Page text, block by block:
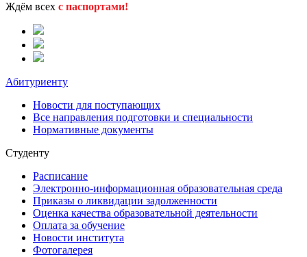
Ждём всех с паспортами!
Абитуриенту
Новости для поступающих
Все направления подготовки и специальности
Нормативные документы
Студенту
Расписание
Электронно-информационная образовательная среда
Приказы о ликвидации задолженности
Оценка качества образовательной деятельности
Оплата за обучение
Новости института
Фотогалерея